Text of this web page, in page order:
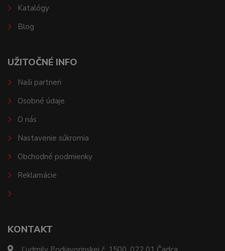
KONTAKT
Katalógy
Blog
UŽITOČNÉ INFO
Naši partneri
Osobné údaje
O nás
Nastavenie súkromia
Obchodné podmienky
Reklamácie